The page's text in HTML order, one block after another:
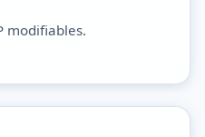
modifiables.